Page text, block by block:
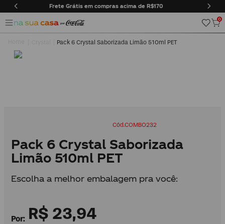
de R$170 Entregas somente na cidade do Rio de
0
Pack 6 Crystal Saborizada Limão 510ml PET
COMBO232
Pack 6 Crystal Saborizada
Limão 510ml PET
Escolha a melhor embalagem pra você:
R$ 23,94